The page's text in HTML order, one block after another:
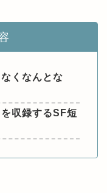
くなんとな
収録するSF短